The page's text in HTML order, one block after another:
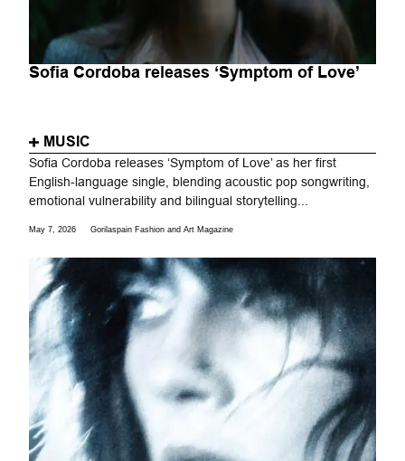
Sofia Cordoba releases ‘Symptom of Love’
MUSIC
Sofia Cordoba releases ‘Symptom of Love’ as her first
English-language single, blending acoustic pop songwriting,
emotional vulnerability and bilingual storytelling...
May 7, 2026 Gorilaspain Fashion and Art Magazine